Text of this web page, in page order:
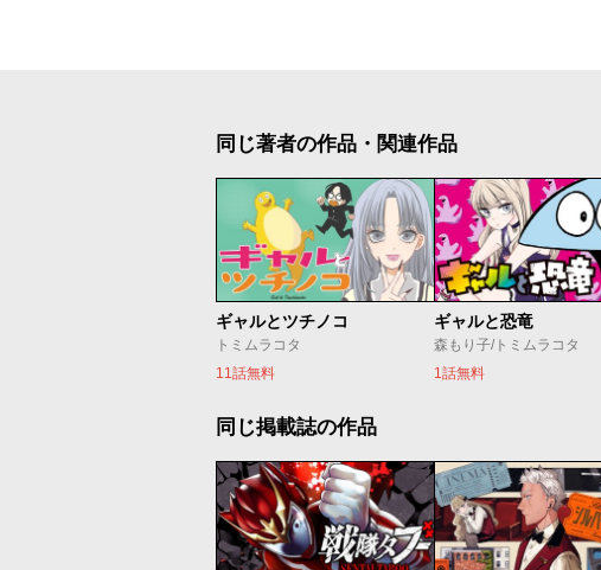
同じ著者の作品・関連作品
ギャルとツチノコ
トミムラコタ
11話無料
ギャルと恐竜
森もり子/トミムラコタ
1話無料
同じ掲載誌の作品